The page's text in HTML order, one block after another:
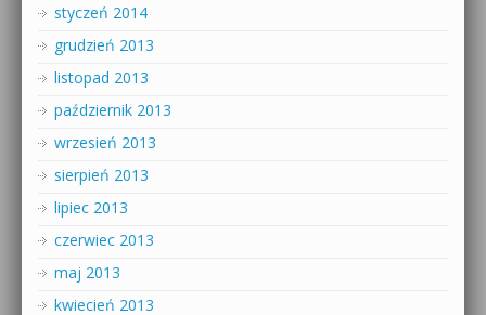
styczeń 2014
grudzień 2013
listopad 2013
październik 2013
wrzesień 2013
sierpień 2013
lipiec 2013
czerwiec 2013
maj 2013
kwiecień 2013